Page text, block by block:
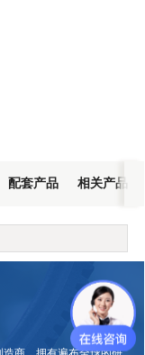
配套产品 相关产品